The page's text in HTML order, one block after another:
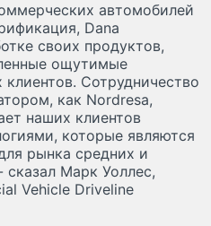
автомобилей
Dana
своих продуктов,
ощутимые
Сотрудничество
как Nordresa,
наших клиентов
которые являются
рынка средних и
сказал Марк Уоллес,
Vehicle Driveline